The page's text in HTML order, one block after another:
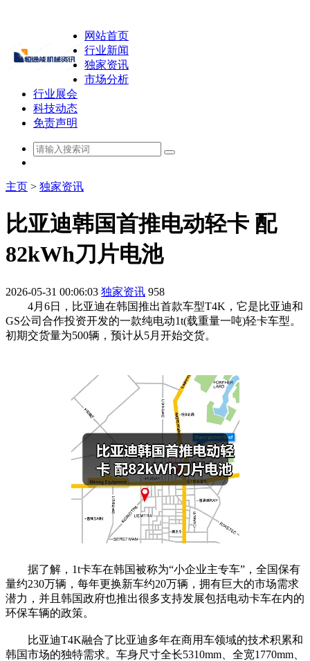
网站首页
行业新闻
独家资讯
市场分析
行业展会
科技动态
免责声明
主页 > 独家资讯
比亚迪韩国首推电动轻卡 配
82kWh刀片电池
2026-05-31 00:06:03 独家资讯 958
4月6日，比亚迪在韩国推出首款车型T4K，它是比亚迪和
GS公司合作投资开发的一款纯电动1t(载重量一吨)轻卡车型。
初期交货量为500辆，预计从5月开始交货。
据了解，1t卡车在韩国被称为“小企业主专车”，全国保有
量约230万辆，每年更换新车约20万辆，拥有巨大的市场需求
潜力，并且韩国政府也推出很多支持发展包括电动卡车在内的
环保车辆的政策。
比亚迪T4K融合了比亚迪多年在商用车领域的技术积累和
韩国市场的独特需求。车身尺寸全长5310mm、全宽1770mm、